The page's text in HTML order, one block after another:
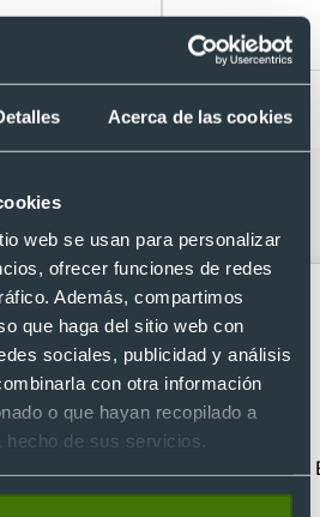
Acerca de las cookies
web se usan para personalizar
ofrecer funciones de redes
Además, compartimos
que haga del sitio web con
sociales, publicidad y análisis
con otra información
o que hayan recopilado a
de sus servicios.
Desde 0,53 €
con Neceser
personalizadas